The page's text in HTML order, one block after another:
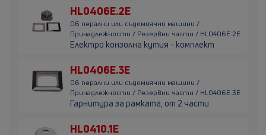
HL0406E.2E
06 перални или съдомиячни машини /
Принадлежности / Резервни части / HL0406E.2E
Електро конзолна кутия - комплект
HL0406E.3E
06 перални или съдомиячни машини /
Принадлежности / Резервни части / HL0406E.3E
Гарнитура за рамката, от 2 части
HL0410.1E